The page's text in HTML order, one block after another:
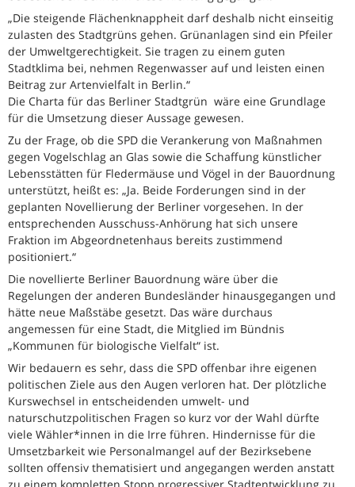
„Die steigende Flächenknappheit darf deshalb nicht einseitig
zulasten des Stadtgrüns gehen. Grünanlagen sind ein Pfeiler
der Umweltgerechtigkeit. Sie tragen zu einem guten
Stadtklima bei, nehmen Regenwasser auf und leisten einen
Beitrag zur Artenvielfalt in Berlin.“
Die Charta für das Berliner Stadtgrün wäre eine Grundlage
für die Umsetzung dieser Aussage gewesen.
Zu der Frage, ob die SPD die Verankerung von Maßnahmen
gegen Vogelschlag an Glas sowie die Schaffung künstlicher
Lebensstätten für Fledermäuse und Vögel in der Bauordnung
unterstützt, heißt es: „Ja. Beide Forderungen sind in der
geplanten Novellierung der Berliner vorgesehen. In der
entsprechenden Ausschuss-Anhörung hat sich unsere
Fraktion im Abgeordnetenhaus bereits zustimmend
positioniert.“
Die novellierte Berliner Bauordnung wäre über die
Regelungen der anderen Bundesländer hinausgegangen und
hätte neue Maßstäbe gesetzt. Das wäre durchaus
angemessen für eine Stadt, die Mitglied im Bündnis
„Kommunen für biologische Vielfalt“ ist.
Wir bedauern es sehr, dass die SPD offenbar ihre eigenen
politischen Ziele aus den Augen verloren hat. Der plötzliche
Kurswechsel in entscheidenden umwelt- und
naturschutzpolitischen Fragen so kurz vor der Wahl dürfte
viele Wähler*innen in die Irre führen. Hindernisse für die
Umsetzbarkeit wie Personalmangel auf der Bezirksebene
sollten offensiv thematisiert und angegangen werden anstatt
zu einem kompletten Stopp progressiver Stadtentwicklung zu